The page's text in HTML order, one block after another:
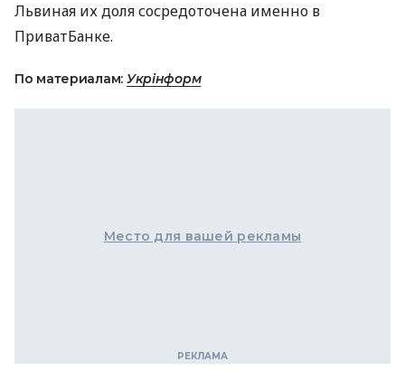
Львиная их доля сосредоточена именно в
ПриватБанке.
По материалам: Укрінформ
Место для вашей рекламы